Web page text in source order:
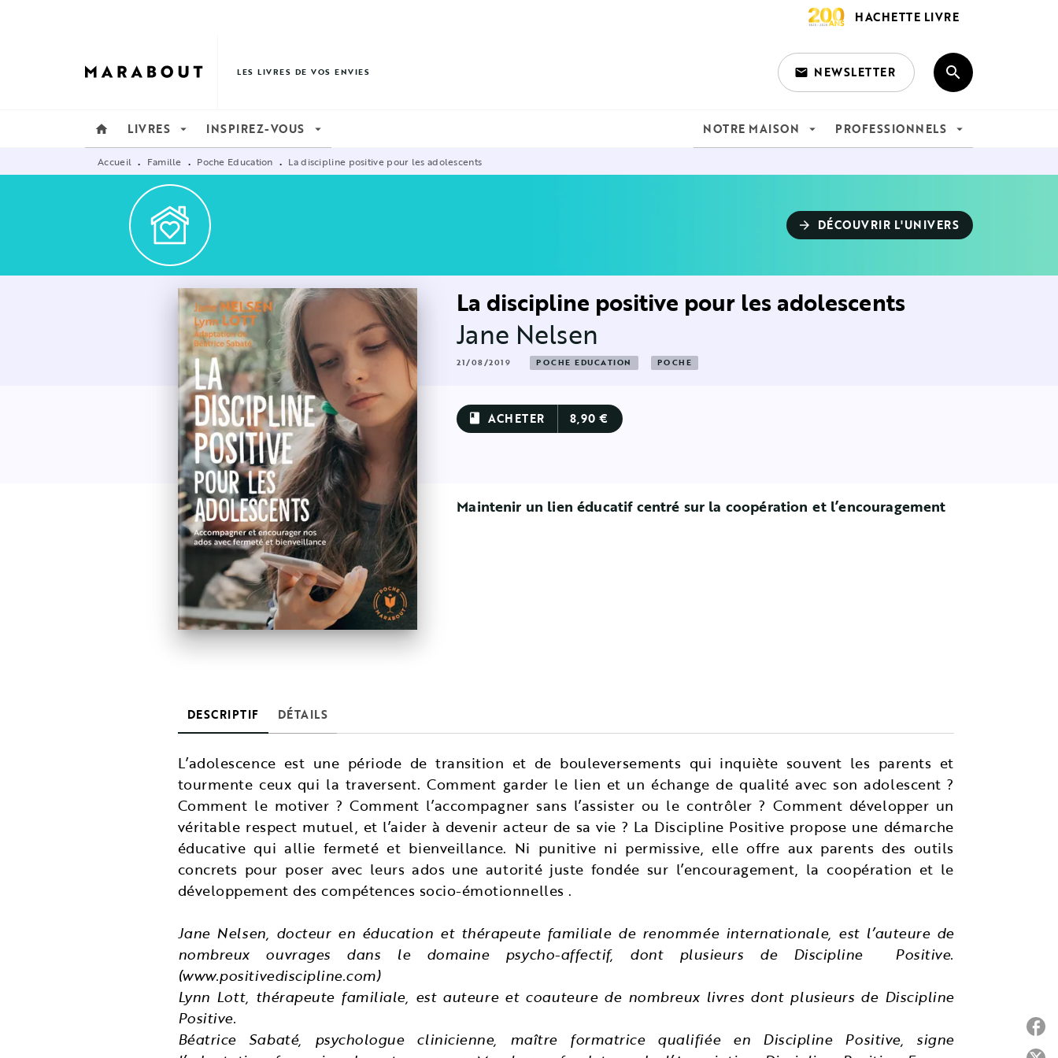
HACHETTE LIVRE
LES LIVRES DE VOS ENVIES email NEWSLETTER search
home LIVRES arrow_drop_down INSPIREZ-VOUS arrow_drop_down NOTRE MAISON arrow_drop_down PROFESSIONNELS arrow_drop_down
Accueil • Famille • Poche Education • La discipline positive pour les adolescents
arrow_forward DÉCOUVRIR L'UNIVERS
La discipline positive pour les adolescents
Jane Nelsen
21/08/2019 POCHE EDUCATION POCHE
book ACHETER 8,90 €
Maintenir un lien éducatif centré sur la coopération et l’encouragement
DESCRIPTIF DÉTAILS
L’adolescence est une période de transition et de bouleversements qui inquiète souvent les parents et
tourmente ceux qui la traversent. Comment garder le lien et un échange de qualité avec son adolescent ?
Comment le motiver ? Comment l’accompagner sans l’assister ou le contrôler ? Comment développer un
véritable respect mutuel, et l’aider à devenir acteur de sa vie ? La Discipline Positive propose une démarche
éducative qui allie fermeté et bienveillance. Ni punitive ni permissive, elle offre aux parents des outils
concrets pour poser avec leurs ados une autorité juste fondée sur l’encouragement, la coopération et le
développement des compétences socio-émotionnelles .
Jane Nelsen, docteur en éducation et thérapeute familiale de renommée internationale, est l’auteure de
nombreux ouvrages dans le domaine psycho-affectif, dont plusieurs de Discipline Positive.
(www.positivediscipline.com)
Lynn Lott, thérapeute familiale, est auteure et coauteure de nombreux livres dont plusieurs de Discipline
Positive.
Béatrice Sabaté, psychologue clinicienne, maître formatrice qualifiée en Discipline Positive, signe